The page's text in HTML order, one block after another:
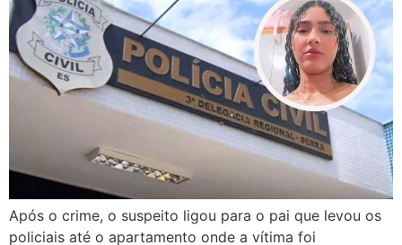
Após o crime, o suspeito ligou para o pai que levou os
policiais até o apartamento onde a vítima foi